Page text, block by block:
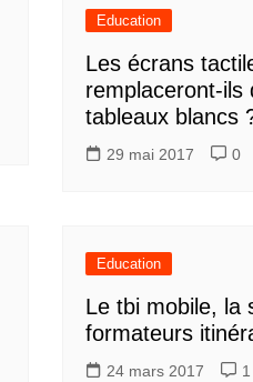
Education
Les écrans
remplaceront-ils
tableaux blancs
29 mai 2017 0
Education
Le tbi mobile, la
formateurs
24 mars 2017 1